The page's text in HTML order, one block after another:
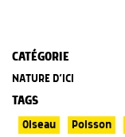
CATÉGORIE
NATURE D’ICI
TAGS
Oiseau Poisson